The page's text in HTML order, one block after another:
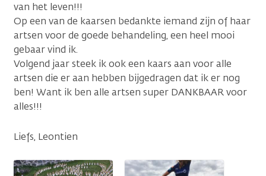
van het leven!!!
Op een van de kaarsen bedankte iemand zijn of haar
artsen voor de goede behandeling, een heel mooi
gebaar vind ik.
Volgend jaar steek ik ook een kaars aan voor alle
artsen die er aan hebben bijgedragen dat ik er nog
ben! Want ik ben alle artsen super DANKBAAR voor
alles!!!
Liefs, Leontien